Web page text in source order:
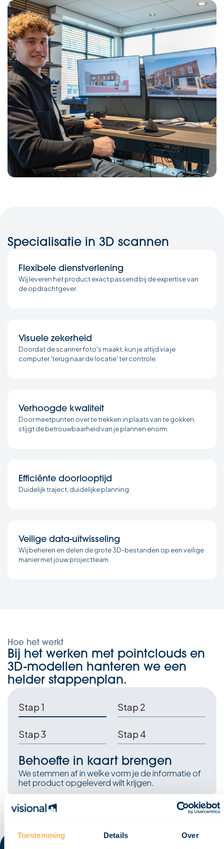
Toestemming Details Over
Specialisatie in 3D scannen
Flexibele dienstverlening
Wij leveren het product exact passend bij de expertise van
de opdrachtgever.
Visuele zekerheid
Doordat de scanner foto's maakt, kun je altijd via je
computer 'terug naar de locatie' ter controle.
Verhoogde kwaliteit
Door meetpunten over te trekken in plaats van te gokken,
stijgt de betrouwbaarheid van je plannen enorm.
Efficiënte doorlooptijd
Duidelijk traject, duidelijke planning.
Veilige data-uitwisseling
Wij beheren en delen de grote 3D-bestanden op een veilige
manier met jouw projectteam.
Hoe het werkt
Bij het werken met pointclouds en
3D-modellen hanteren we een
helder stappenplan.
Stap 1 Stap 2
Stap 3 Stap 4
Behoefte in kaart brengen
We stemmen af in welke vorm je de informatie of
het product opgeleverd wilt krijgen.